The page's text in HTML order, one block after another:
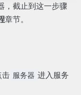
，截止到这一步骤
章节。
击 服务器 进入服务